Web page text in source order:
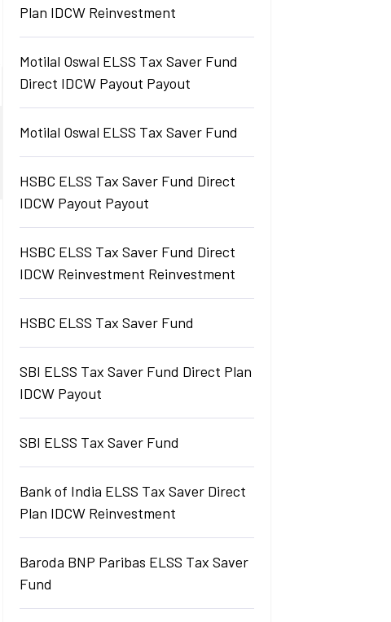
Plan IDCW Reinvestment
Motilal Oswal ELSS Tax Saver Fund
Direct IDCW Payout Payout
Motilal Oswal ELSS Tax Saver Fund
HSBC ELSS Tax Saver Fund Direct
IDCW Payout Payout
HSBC ELSS Tax Saver Fund Direct
IDCW Reinvestment Reinvestment
HSBC ELSS Tax Saver Fund
SBI ELSS Tax Saver Fund Direct Plan
IDCW Payout
SBI ELSS Tax Saver Fund
Bank of India ELSS Tax Saver Direct
Plan IDCW Reinvestment
Baroda BNP Paribas ELSS Tax Saver
Fund